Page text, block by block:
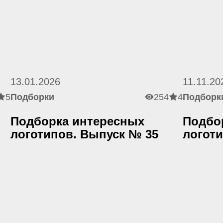
5
13.01.2026
Подборки 254 4
Подборка интересных
логотипов. Выпуск № 35